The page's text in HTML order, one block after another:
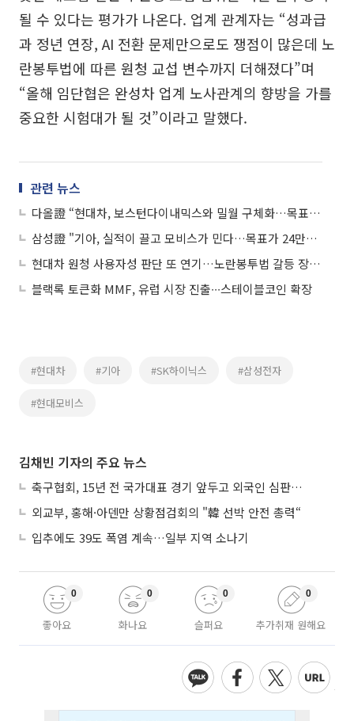
될 수 있다는 평가가 나온다. 업계 관계자는 “성과급
과 정년 연장, AI 전환 문제만으로도 쟁점이 많은데 노
란봉투법에 따른 원청 교섭 변수까지 더해졌다”며
“올해 임단협은 완성차 업계 노사관계의 향방을 가를
중요한 시험대가 될 것”이라고 말했다.
관련 뉴스
다올證 “현대차, 보스턴다이내믹스와 밀월 구체화…목표가 100만원으로 상향”
삼성證 "기아, 실적이 끌고 모비스가 민다…목표가 24만원↑
현대차 원청 사용자성 판단 또 연기…노란봉투법 갈등 장기화 조짐
블랙록 토큰화 MMF, 유럽 시장 진출∙∙∙스테이블코인 확장
#현대차 #기아 #SK하이닉스 #삼성전자
#현대모비스
김채빈 기자의 주요 뉴스
축구협회, 15년 전 국가대표 경기 앞두고 외국인 심판에 ‘성접대’
외교부, 홍해·아덴만 상황점검회의 "韓 선박 안전 총력“
입추에도 39도 폭염 계속…일부 지역 소나기
좋아요
0
화나요
0
슬퍼요
0
추가취재 원해요
0